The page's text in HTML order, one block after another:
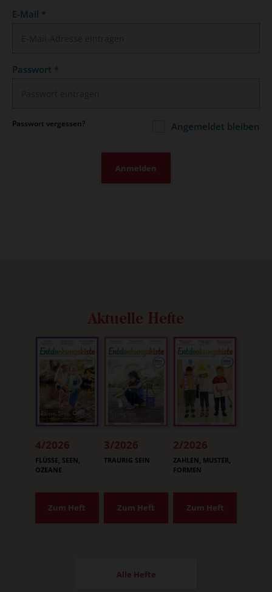
E-Mail *
Passwort *
Passwort vergessen? Angemeldet bleiben
Anmelden
Aktuelle Hefte
4/2026
:
FLÜSSE, SEEN,
OZEANE
Zum Heft
3/2026
:
TRAURIG SEIN
Zum Heft
2/2026
:
ZAHLEN, MUSTER,
FORMEN
Zum Heft
Alle Hefte